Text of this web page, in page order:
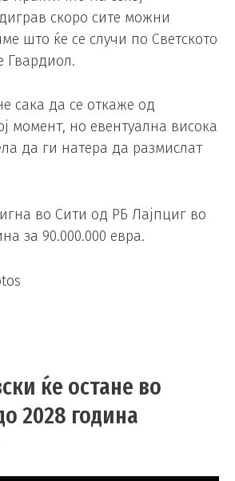
скоро сите можни
што ќе се случи по Светското
Гвардиол.
сака да се откаже од
момент, но евентуална висока
да ги натера да размислат
во Сити од РБ Лајпциг во
за 90.000.000 евра.
ќе остане во
2028 година